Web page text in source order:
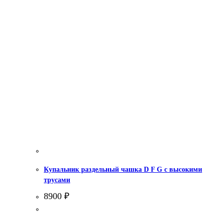
Купальник раздельный чашка D F G с высокими
трусами
8900 ₽